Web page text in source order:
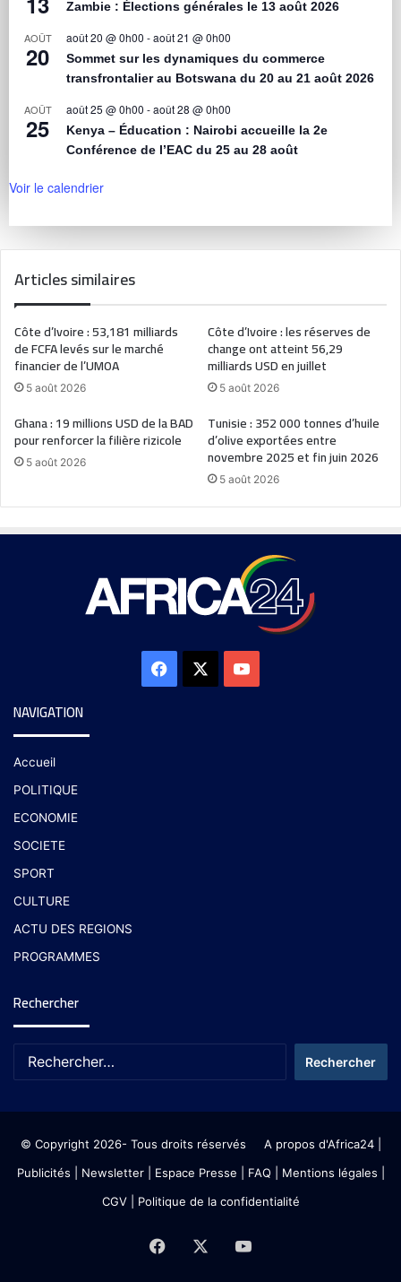
Zambie : Élections générales le 13 août 2026
AOÛT
20
août 20 @ 0h00 -août 21 @ 0h00
Sommet sur les dynamiques du commerce
transfrontalier au Botswana du 20 au 21 août 2026
AOÛT
25
août 25 @ 0h00 -août 28 @ 0h00
Kenya – Éducation : Nairobi accueille la 2e
Conférence de l’EAC du 25 au 28 août
Voir le calendrier
Articles similaires
Côte d’Ivoire : 53,181 milliards
de FCFA levés sur le marché
financier de l’UMOA
5 août 2026
Côte d’Ivoire : les réserves de
change ont atteint 56,29
milliards USD en juillet
5 août 2026
Ghana : 19 millions USD de la BAD
pour renforcer la filière rizicole
5 août 2026
Tunisie : 352 000 tonnes d’huile
d’olive exportées entre
novembre 2025 et fin juin 2026
5 août 2026
NAVIGATION
Accueil
POLITIQUE
ECONOMIE
SOCIETE
SPORT
CULTURE
ACTU DES REGIONS
PROGRAMMES
Rechercher
© Copyright 2026- Tous droits réservés A propos d'Africa24|
Publicités
Newsletter| Espace Presse | FAQ | Mentions légales
CGV| Politique de la confidentialité